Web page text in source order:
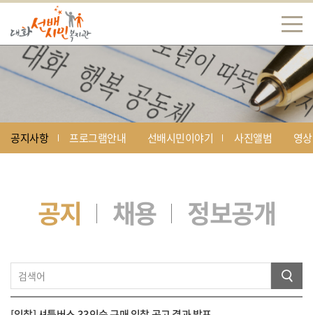
공지사항 프로그램안내 선배시민이야기 사진앨범 영
공지 채용 정보공개